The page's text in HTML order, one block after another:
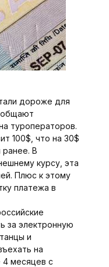
дороже для
туроператоров.
100$, что на 30$
ранее. В
курсу, эта
Плюс к этому
платежа в
за электронную
и
на
месяцев с